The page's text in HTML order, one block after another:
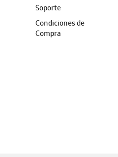
Soporte
Condiciones de
Compra